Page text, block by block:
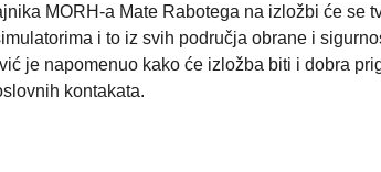
MORH-a Mate Rabotega na izložbi će se
i to iz svih područja obrane i
je napomenuo kako će izložba biti i dobra
kontakata.